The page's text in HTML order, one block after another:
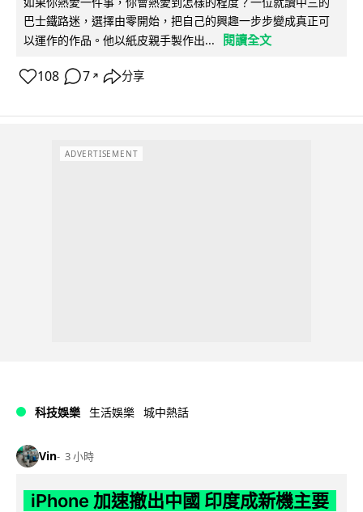
巴士鐵路迷，選擇由零開始，把自己的興趣一步步變成真正可
以運作的作品。他以紙皮親手製作出...
閱讀全文
108 7 ↗ 分享
ADVERTISEMENT
科技娛樂 生活娛樂 城中熱話
Vin 3 小時
iPhone 加速撤出中國 印度成新機主要